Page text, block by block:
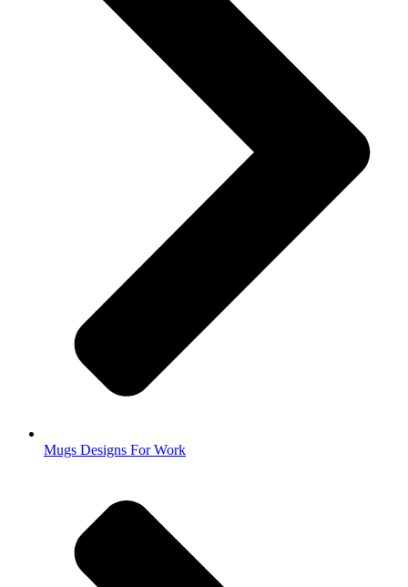
Mugs Designs For Work